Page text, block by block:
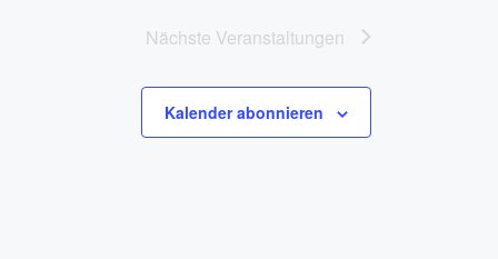
Nächste Veranstaltungen
Kalender abonnieren